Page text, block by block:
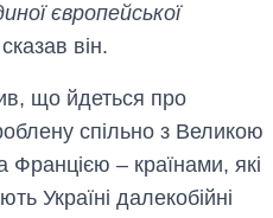
європейської
він.
що йдеться про
спільно з Великою
Францією – країнами, які
Україні далекобійні
як зріс попит на
чипи за останні
роки і що
прогнозують на
2027-й